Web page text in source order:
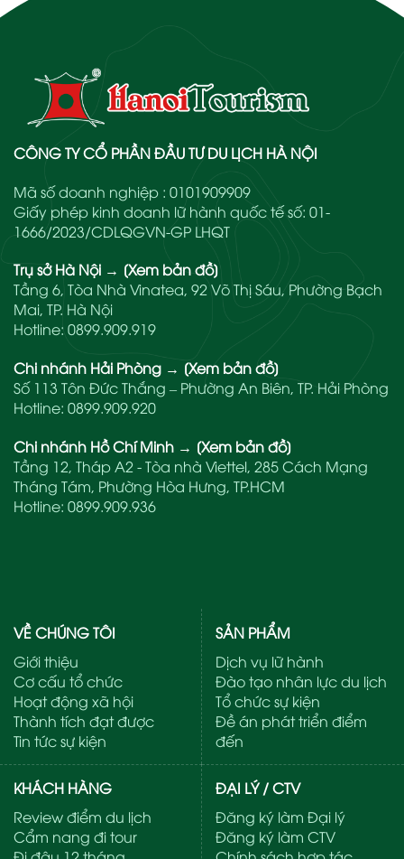
CÔNG TY CỔ PHẦN ĐẦU TƯ DU LỊCH HÀ NỘI
Mã số doanh nghiệp : 0101909909
Giấy phép kinh doanh lữ hành quốc tế số: 01-
1666/2023/CDLQGVN-GP LHQT
Trụ sở Hà Nội → [Xem bản đồ]
Tầng 6, Tòa Nhà Vinatea, 92 Võ Thị Sáu, Phường Bạch
Mai, TP. Hà Nội
Hotline: 0899.909.919
Chi nhánh Hải Phòng → [Xem bản đồ]
Số 113 Tôn Đức Thắng – Phường An Biên, TP. Hải Phòng
Hotline: 0899.909.920
Chi nhánh Hồ Chí Minh → [Xem bản đồ]
Tầng 12, Tháp A2 - Tòa nhà Viettel, 285 Cách Mạng
Tháng Tám, Phường Hòa Hưng, TP.HCM
Hotline: 0899.909.936
VỀ CHÚNG TÔI
Giới thiệu
Cơ cấu tổ chức
Hoạt động xã hội
Thành tích đạt được
Tin tức sự kiện
SẢN PHẨM
Dịch vụ lữ hành
Đào tạo nhân lực du lịch
Tổ chức sự kiện
Đề án phát triển điểm
đến
KHÁCH HÀNG
Review điểm du lịch
Cẩm nang đi tour
ĐẠI LÝ / CTV
Đăng ký làm Đại lý
Đăng ký làm CTV